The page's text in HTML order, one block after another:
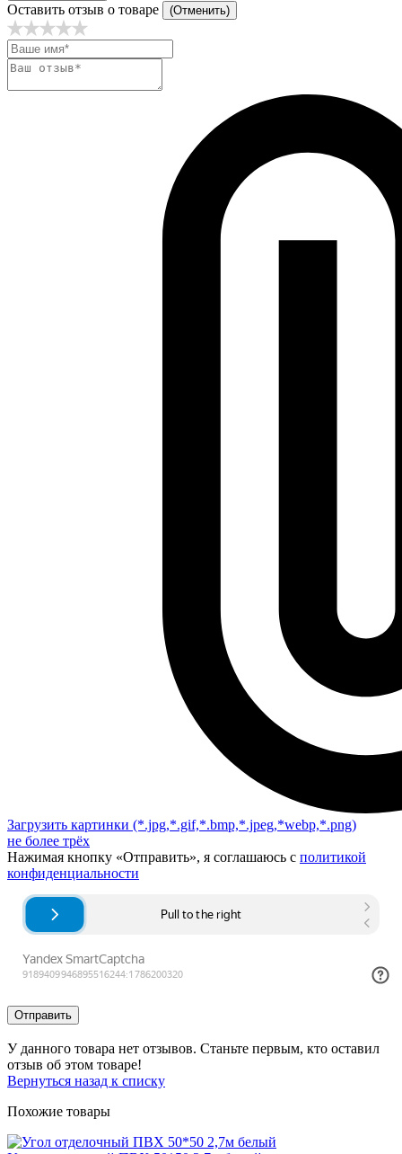
Оставить отзыв о товаре (Отменить)
Загрузить картинки (*.jpg,*.gif,*.bmp,*.jpeg,*webp,*.png)
не более трёх
Нажимая кнопку «Отправить», я соглашаюсь с политикой
конфиденциальности
Отправить
У данного товара нет отзывов. Станьте первым, кто оставил
отзыв об этом товаре!
Вернуться назад к списку
Похожие товары